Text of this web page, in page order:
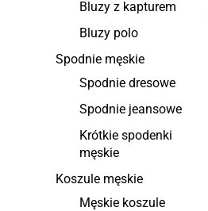
Bluzy z kapturem
Bluzy polo
Spodnie męskie
Spodnie dresowe
Spodnie jeansowe
Krótkie spodenki
męskie
Koszule męskie
Męskie koszule